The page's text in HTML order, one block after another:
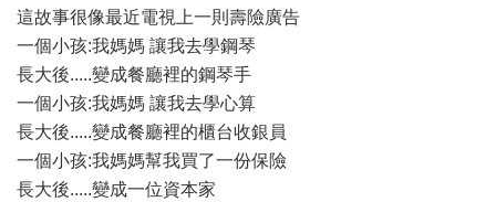
這故事很像最近電視上一則壽險廣告
一個小孩:我媽媽 讓我去學鋼琴
長大後.....變成餐廳裡的鋼琴手
一個小孩:我媽媽 讓我去學心算
長大後.....變成餐廳裡的櫃台收銀員
一個小孩:我媽媽幫我買了一份保險
長大後.....變成一位資本家